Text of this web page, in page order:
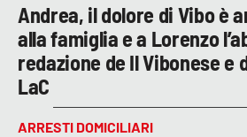
Andrea, il dolore di Vibo è
alla famiglia e a Lorenzo
redazione de Il Vibonese e
LaC
ARRESTI DOMICILIARI